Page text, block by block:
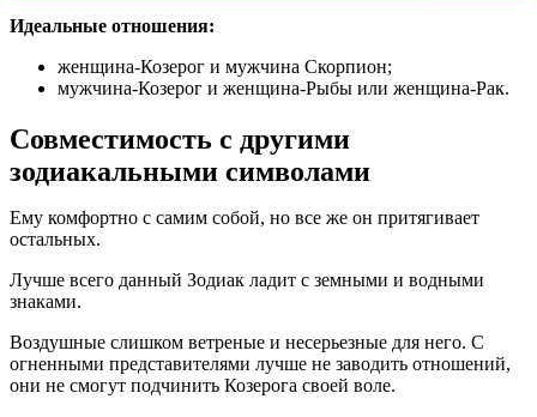
Идеальные отношения:
женщина-Козерог и мужчина Скорпион;
мужчина-Козерог и женщина-Рыбы или женщина-Рак.
Совместимость с другими
зодиакальными символами
Ему комфортно с самим собой, но все же он притягивает
остальных.
Лучше всего данный Зодиак ладит с земными и водными
знаками.
Воздушные слишком ветреные и несерьезные для него. С
огненными представителями лучше не заводить отношений,
они не смогут подчинить Козерога своей воле.